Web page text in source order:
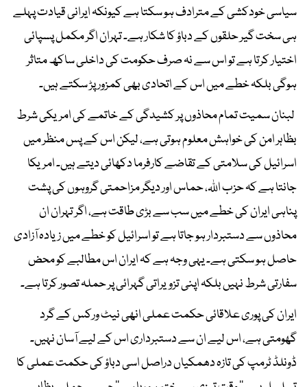
سیاسی خودکشی کے مترادف ہو سکتا ہے کیونکہ ایرانی قیادت پہلے
ہی سخت گیر حلقوں کے دباؤ کا شکار ہے۔ تہران اگر مکمل پسپائی
اختیار کرتا ہے تو اس سے نہ صرف حکومت کی داخلی ساکھ متاثر
ہوگی بلکہ خطے میں اس کے اتحادی بھی کمزور پڑ سکتے ہیں۔
لبنان سمیت تمام محاذوں پر کشیدگی کے خاتمے کی امریکی شرط
بظاہر امن کی خواہش معلوم ہوتی ہے، لیکن اس کے پس منظر میں
اسرائیل کی سلامتی کے تقاضے کارفرما دکھائی دیتے ہیں۔ امریکا
جانتا ہے کہ حزب اللہ، حماس اور دیگر مزاحمتی گروہوں کی پشت
پناہی ایران کی خطے میں سب سے بڑی طاقت ہے، اگر تہران ان
محاذوں سے دستبردار ہو جاتا ہے تو اسرائیل کو خطے میں زیادہ آزادی
حاصل ہو سکتی ہے۔ یہی وجہ ہے کہ ایران اس مطالبے کو محض
سفارتی شرط نہیں بلکہ اپنی تزویراتی گہرائی پر حملہ تصور کرتا ہے۔
ایران کی پوری علاقائی حکمت عملی انھی نیٹ ورکس کے گرد
گھومتی ہے، اس لیے ان سے دستبرداری اس کے لیے آسان نہیں۔
ڈونلڈ ٹرمپ کی تازہ دھمکیاں دراصل اسی دباؤ کی حکمت عملی کا